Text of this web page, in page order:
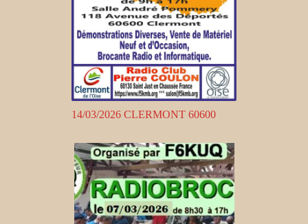
14/03/2026 CLERMONT 60600